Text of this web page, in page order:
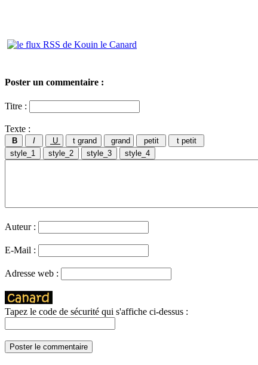
Poster un commentaire :
Titre :
Texte :
Auteur :
E-Mail :
Adresse web :
Tapez le code de sécurité qui s'affiche ci-dessus :